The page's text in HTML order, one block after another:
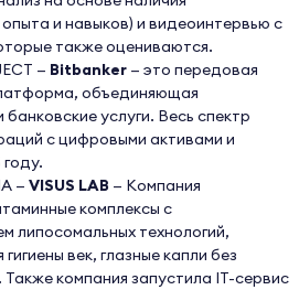
и навыков) и видеоинтервью с
также оцениваются.
— Bitbanker — это передовая
объединяющая
услуги. Весь спектр
с цифровыми активами и
— VISUS LAB — Компания
комплексы с
липосомальных технологий,
век, глазные капли без
компания запустила IT-сервис